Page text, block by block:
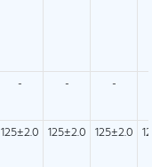
- - -
125±2.0 125±2.0 125±2.0